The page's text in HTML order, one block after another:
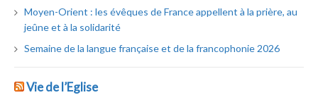
Moyen-Orient : les évêques de France appellent à la prière, au
jeûne et à la solidarité
Semaine de la langue française et de la francophonie 2026
Vie de l’Eglise